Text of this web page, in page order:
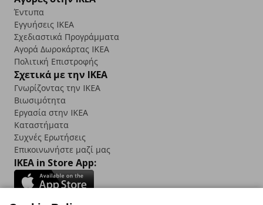
Έντυπα
Εγγυήσεις IKEA
Σχεδιαστικά Προγράμματα
Αγορά Δωρoκάρτας IKEA
Πολιτική Επιστροφής
Σχετικά με την IKEA
Γνωρίζοντας την IKEA
Βιωσιμότητα
Εργασία στην IKEA
Καταστήματα
Συχνές Ερωτήσεις
Επικοινωνήστε μαζί μας
IKEA in Store App: